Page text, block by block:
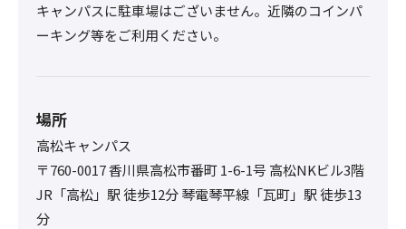
キャンパスに駐車場はございません。近隣のコインパ
ーキング等をご利用ください。
場所
高松キャンパス
〒760-0017 香川県高松市番町 1-6-1号 高松NKビル3階
JR「高松」駅 徒歩12分 琴電琴平線「瓦町」駅 徒歩13
分